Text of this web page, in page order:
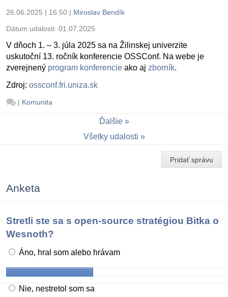
26.06.2025 | 16:50 | Miroslav Bendík
Dátum udalosti: 01.07.2025
V dňoch 1. – 3. júla 2025 sa na Žilinskej univerzite
uskutoční 13. ročník konferencie OSSConf. Na webe je
zverejnený program konferencie ako aj zborník.
Zdroj: ossconf.fri.uniza.sk
| Komunita
Ďalšie
Všetky udalosti
Pridať správu
Anketa
Stretli ste sa s open-source stratégiou Bitka o
Wesnoth?
Áno, hral som alebo hrávam
Nie, nestretol som sa